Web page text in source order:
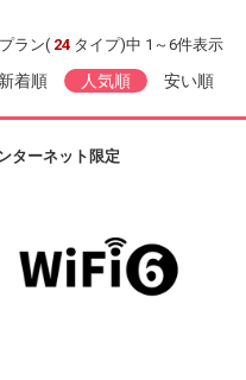
プラン( 24 タイプ)中 1～6件表示
新着順 人気順 安い順
ターネット限定